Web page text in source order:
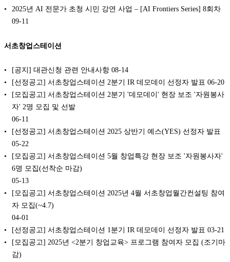
2025년 AI 전문가 초청 시민 강연 사업 – [AI Frontiers Series] 8회차
09-11
서초창업스테이션
[공지] 대관신청 관련 안내사항 08-14
[선정공고] 서초창업스테이션 2분기 IR 데모데이 선정자 발표 06-20
[모집공고] 서초창업스테이션 2분기 '데모데이' 현장 보조 '자원봉사
자' 2명 모집 및 선발
06-11
[선정공고] 서초창업스테이션 2025 상반기 예스(YES) 선정자 발표
05-22
[모집공고] 서초창업스테이션 5월 창업특강 현장 보조 '자원봉사자'
6명 모집(선착순 마감)
05-13
[모집공고] 서초창업스테이션 2025년 4월 서초창업월간컨설팅 참여
자 모집(~4.7)
04-01
[선정공고] 서초창업스테이션 1분기 IR 데모데이 선정자 발표 03-21
[모집공고] 2025년 <2분기 창업교육> 프로그램 참여자 모집 (조기마
감)